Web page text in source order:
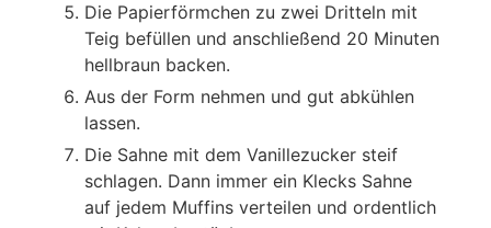
Die Papierförmchen zu zwei Dritteln mit
Teig befüllen und anschließend 20 Minuten
hellbraun backen.
Aus der Form nehmen und gut abkühlen
lassen.
Die Sahne mit dem Vanillezucker steif
schlagen. Dann immer ein Klecks Sahne
auf jedem Muffins verteilen und ordentlich